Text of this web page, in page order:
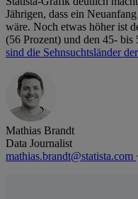
Jährigen, dass ein
wäre. Noch etwas höher ist
(56 Prozent) und den 45- bis
sind die Sehnsuchtsländer
Mathias Brandt
Data Journalist
mathias.brandt@statista.com